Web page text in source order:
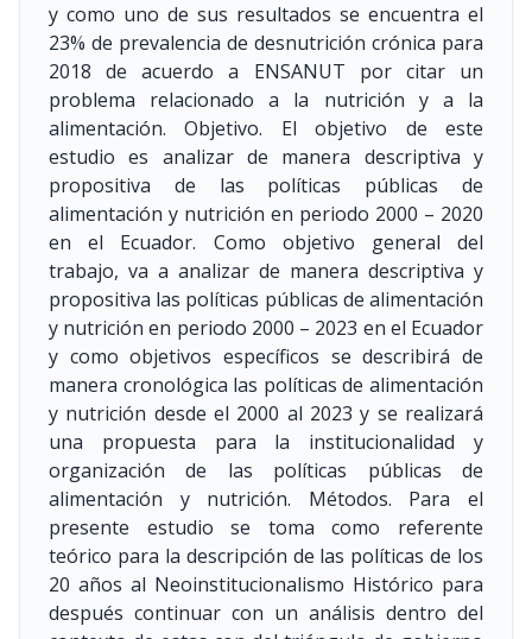
y como uno de sus resultados se encuentra el
23% de prevalencia de desnutrición crónica para
2018 de acuerdo a ENSANUT por citar un
problema relacionado a la nutrición y a la
alimentación. Objetivo. El objetivo de este
estudio es analizar de manera descriptiva y
propositiva de las políticas públicas de
alimentación y nutrición en periodo 2000 – 2020
en el Ecuador. Como objetivo general del
trabajo, va a analizar de manera descriptiva y
propositiva las políticas públicas de alimentación
y nutrición en periodo 2000 – 2023 en el Ecuador
y como objetivos específicos se describirá de
manera cronológica las políticas de alimentación
y nutrición desde el 2000 al 2023 y se realizará
una propuesta para la institucionalidad y
organización de las políticas públicas de
alimentación y nutrición. Métodos. Para el
presente estudio se toma como referente
teórico para la descripción de las políticas de los
20 años al Neoinstitucionalismo Histórico para
después continuar con un análisis dentro del